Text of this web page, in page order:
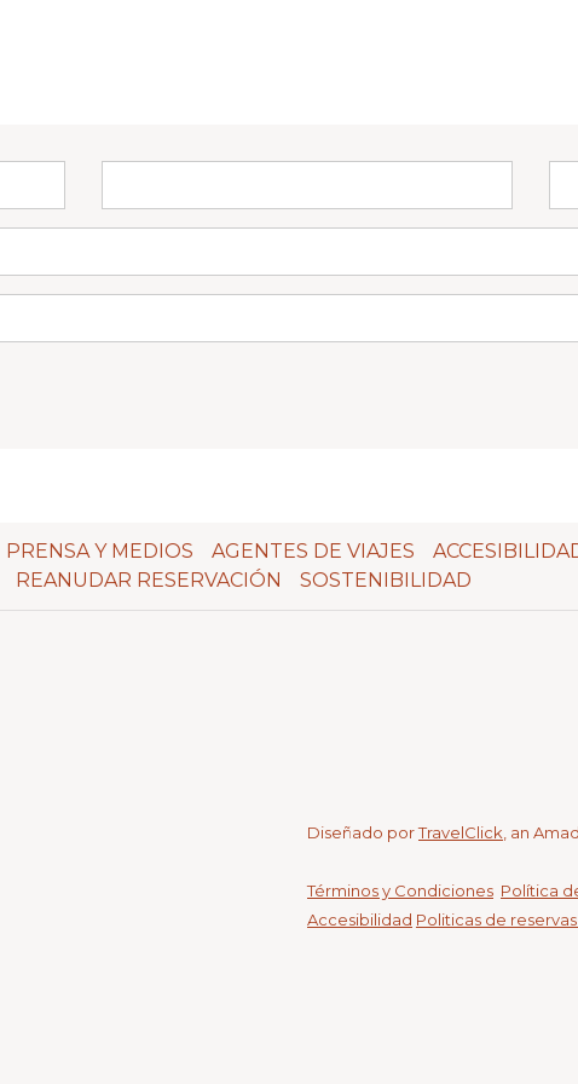
PRENSA Y MEDIOS AGENTES DE VIAJES
REANUDAR RESERVACIÓN SOSTENIBILIDAD
Diseñado porTravelClick , an
Términos y Condiciones Política
Accesibilidad Politicas de